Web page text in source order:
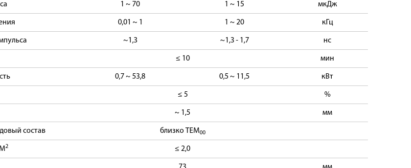
1 ~ 70 1 ~ 15 мкДж
0,01 ~ 1 1 ~ 20 кГц
~1,3 ~1,3 - 1,7 нс
≤ 10 мин
0,7 ~ 53,8 0,5 ~ 11,5 кВт
≤ 5 %
~ 1,5 мм
состав близко TEM00
2 ≤ 2,0